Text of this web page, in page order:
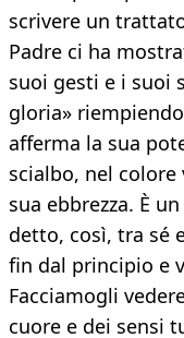
scrivere un
Padre ci ha
suoi gesti e i suoi
gloria»
afferma la sua
scialbo, nel
sua ebbrezza. È
detto, così, tra sé
fin dal principio e
Facciamogli
cuore e dei sensi